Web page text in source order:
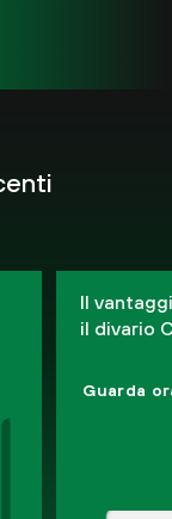
Il
il divario
Guarda